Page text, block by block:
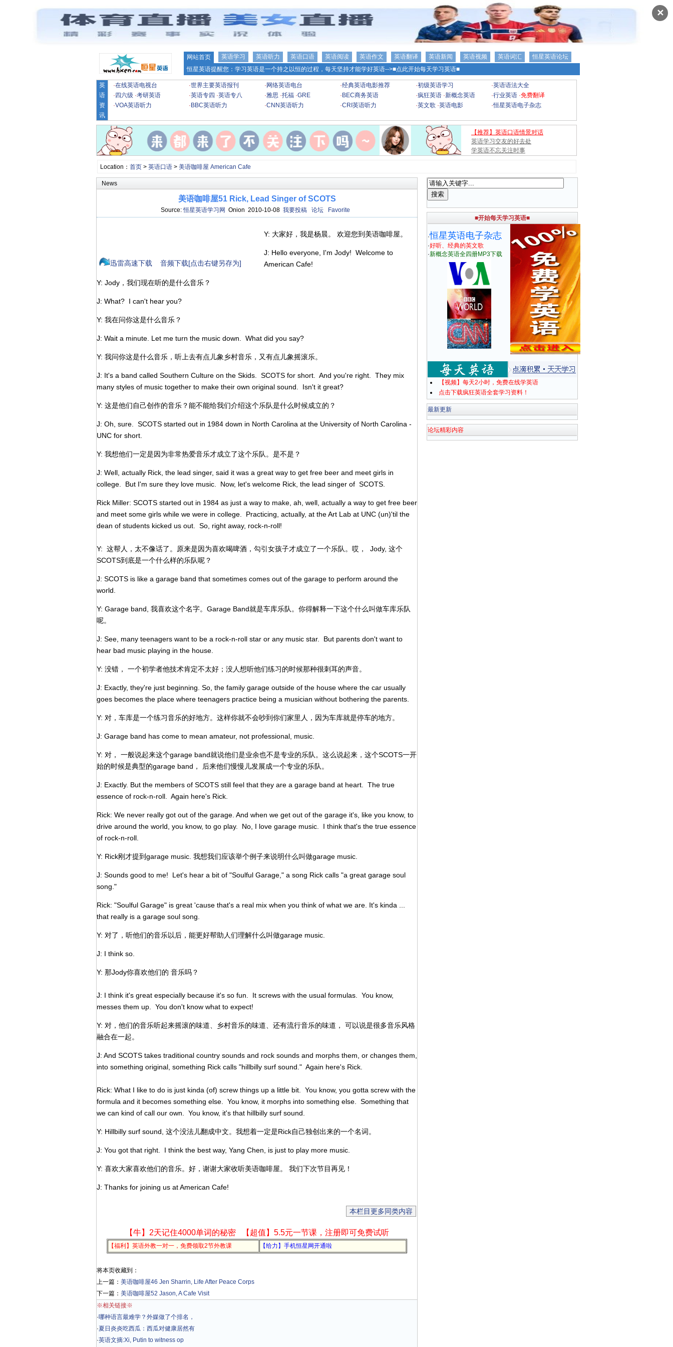
✕
网站首页 英语学习 英语听力 英语口语 英语阅读 英语作文 英语翻译 英语新闻 英语视频 英语词汇
恒星英语论坛
恒星英语提醒您：学习英语是一个持之以恒的过程，每天坚持才能学好英语-->■点此开始每天学习英语■
英
语
资
讯
·在线英语电视台 ·世界主要英语报刊 · 网络英语电台 ·经典英语电影推荐 ·初级英语学习 ·英语语法大全
· 四六级 ·考研英语 ·英语专四 ·英语专八 ·雅思 ·托福 ·GRE · BEC商务英语 ·疯狂英语 ·新概念英语 ·行业英语 ·免费翻译
·VOA英语听力 · BBC英语听力 ·CNN英语听力 ·CRI英语听力 ·英文歌 ·英语电影 ·恒星英语电子杂志
【推荐】英语口语情景对话
英语学习交友的好去处
学英语不忘关注时事
Location： 首页> 英语口语> 美语咖啡屋 American Cafe
News
美语咖啡屋51 Rick, Lead Singer of SCOTS
Source:恒星英语学习网 Onion 2010-10-08 我要投稿 论坛 Favorite
迅雷高速下载 音频下载[点击右键另存为]
Y: 大家好，我是杨晨。 欢迎您到美语咖啡屋。
J: Hello everyone, I'm Jody! Welcome to
American Cafe!
Y: Jody，我们现在听的是什么音乐？
J: What? I can't hear you?
Y: 我在问你这是什么音乐？
J: Wait a minute. Let me turn the music down. What did you say?
Y: 我问你这是什么音乐，听上去有点儿象乡村音乐，又有点儿象摇滚乐。
J: It's a band called Southern Culture on the Skids. SCOTS for short. And you're right. They mix
many styles of music together to make their own original sound. Isn't it great?
Y: 这是他们自己创作的音乐？能不能给我们介绍这个乐队是什么时候成立的？
J: Oh, sure. SCOTS started out in 1984 down in North Carolina at the University of North Carolina -
UNC for short.
Y: 我想他们一定是因为非常热爱音乐才成立了这个乐队。是不是？
J: Well, actually Rick, the lead singer, said it was a great way to get free beer and meet girls in
college. But I'm sure they love music. Now, let's welcome Rick, the lead singer of SCOTS.
Rick Miller: SCOTS started out in 1984 as just a way to make, ah, well, actually a way to get free beer
and meet some girls while we were in college. Practicing, actually, at the Art Lab at UNC (un)'til the
dean of students kicked us out. So, right away, rock-n-roll!
Y: 这帮人，太不像话了。原来是因为喜欢喝啤酒，勾引女孩子才成立了一个乐队。哎， Jody, 这个
SCOTS到底是一个什么样的乐队呢？
J: SCOTS is like a garage band that sometimes comes out of the garage to perform around the
world.
Y: Garage band, 我喜欢这个名字。Garage Band就是车库乐队。你得解释一下这个什么叫做车库乐队
呢。
J: See, many teenagers want to be a rock-n-roll star or any music star. But parents don't want to
hear bad music playing in the house.
Y: 没错， 一个初学者他技术肯定不太好；没人想听他们练习的时候那种很刺耳的声音。
J: Exactly, they're just beginning. So, the family garage outside of the house where the car usually
goes becomes the place where teenagers practice being a musician without bothering the parents.
Y: 对，车库是一个练习音乐的好地方。这样你就不会吵到你们家里人，因为车库就是停车的地方。
J: Garage band has come to mean amateur, not professional, music.
Y: 对， 一般说起来这个garage band就说他们是业余也不是专业的乐队。这么说起来，这个SCOTS一开
始的时候是典型的garage band， 后来他们慢慢儿发展成一个专业的乐队。
J: Exactly. But the members of SCOTS still feel that they are a garage band at heart. The true
essence of rock-n-roll. Again here's Rick.
Rick: We never really got out of the garage. And when we get out of the garage it's, like you know, to
drive around the world, you know, to go play. No, I love garage music. I think that's the true essence
of rock-n-roll.
Y: Rick刚才提到garage music. 我想我们应该举个例子来说明什么叫做garage music.
J: Sounds good to me! Let's hear a bit of "Soulful Garage," a song Rick calls "a great garage soul
song."
Rick: "Soulful Garage" is great 'cause that's a real mix when you think of what we are. It's kinda ...
that really is a garage soul song.
Y: 对了，听他们的音乐以后，能更好帮助人们理解什么叫做garage music.
J: I think so.
Y: 那Jody你喜欢他们的 音乐吗？
J: I think it's great especially because it's so fun. It screws with the usual formulas. You know,
messes them up. You don't know what to expect!
Y: 对，他们的音乐听起来摇滚的味道、乡村音乐的味道、还有流行音乐的味道， 可以说是很多音乐风格
融合在一起。
J: And SCOTS takes traditional country sounds and rock sounds and morphs them, or changes them,
into something original, something Rick calls "hillbilly surf sound." Again here's Rick.
Rick: What I like to do is just kinda (of) screw things up a little bit. You know, you gotta screw with the
formula and it becomes something else. You know, it morphs into something else. Something that
we can kind of call our own. You know, it's that hillbilly surf sound.
Y: Hillbilly surf sound, 这个没法儿翻成中文。我想着一定是Rick自己独创出来的一个名词。
J: You got that right. I think the best way, Yang Chen, is just to play more music.
Y: 喜欢大家喜欢他们的音乐。好，谢谢大家收听美语咖啡屋。 我们下次节目再见！
J: Thanks for joining us at American Cafe!
本栏目更多同类内容
【牛】2天记住4000单词的秘密 【超值】5.5元一节课，注册即可免费试听
【福利】英语外教一对一，免费领取2节外教课 【给力】手机恒星网开通啦
将本页收藏到：
上一篇： 美语咖啡屋46 Jen Sharrin, Life After Peace Corps
下一篇： 美语咖啡屋52 Jason, A Cafe Visit
※相关链接※
·哪种语言最难学？外媒做了个排名，
·夏日炎炎吃西瓜：西瓜对健康居然有
·英语文摘:Xi, Putin to witness op
■开始每天学习英语■
·恒星英语电子杂志
·好听、经典的英文歌
·新概念英语全四册MP3下载
【视频】每天2小时，免费在线学英语
点击下载疯狂英语全套学习资料！
最新更新
论坛精彩内容